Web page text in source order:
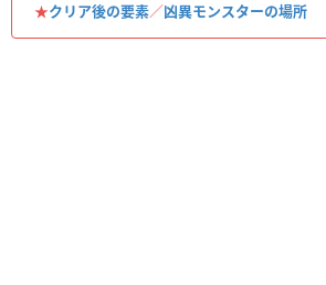
★クリア後の要素／凶異モンスターの場所